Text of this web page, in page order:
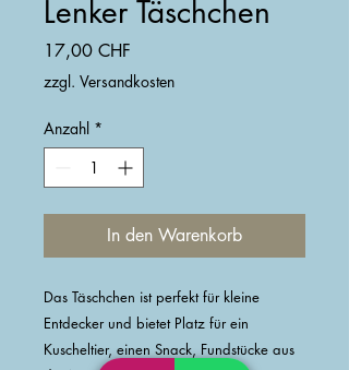
Lenker Täschchen
17,00 CHF
zzgl. Versandkosten
Anzahl *
In den Warenkorb
Das Täschchen ist perfekt für kleine
Entdecker und bietet Platz für ein
Kuscheltier, einen Snack, Fundstücke aus